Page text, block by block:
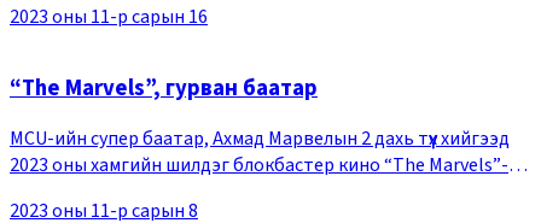
Роалд Далын “Charlie and the Chocolate Factory”
2023 оны 11-р сарын 16
“The Marvels”, гурван баатар
MCU-ийн супер баатар, Ахмад Марвелын 2 дахь түүх хийгээд
2023 оны хамгийн шилдэг блокбастер кино “The Marvels”-т
2023 оны 11-р сарын 8